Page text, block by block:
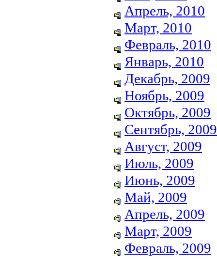
Апрель, 2010
Март, 2010
Февраль, 2010
Январь, 2010
Декабрь, 2009
Ноябрь, 2009
Октябрь, 2009
Сентябрь, 2009
Август, 2009
Июль, 2009
Июнь, 2009
Май, 2009
Апрель, 2009
Март, 2009
Февраль, 2009